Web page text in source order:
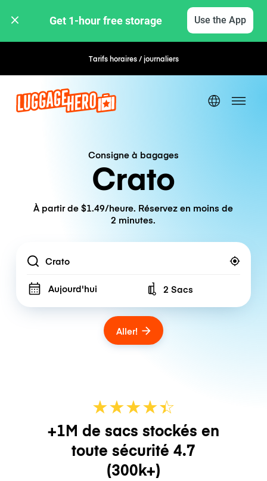
Get 1-hour free storage Use the App
Tarifs horaires / journaliersRéservation flexible
Consigne à bagages
Crato
À partir de $1.49/heure. Réservez en moins de
2 minutes.
Location
Aujourd'hui Number of bags
2 Sacs
Aller!
★★★★☆
★
+1M de sacs stockés en
toute sécurité 4.7
(300k+)